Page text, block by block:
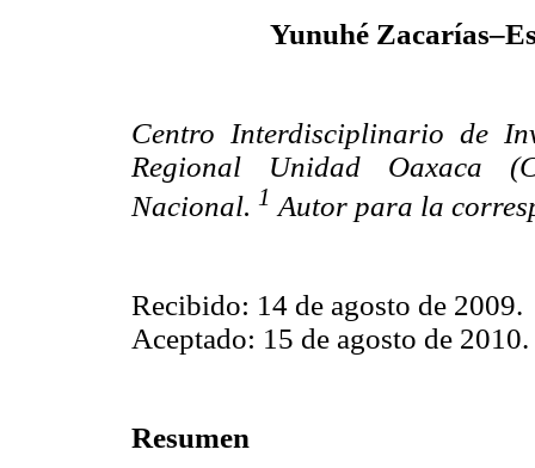
Yunuhé
Centro Interdisciplinario de
Regional Unidad Oaxaca
Nacional. 1 Autor para la
Recibido: 14 de agosto de 2009.
Aceptado: 15 de agosto de 2010.
Resumen